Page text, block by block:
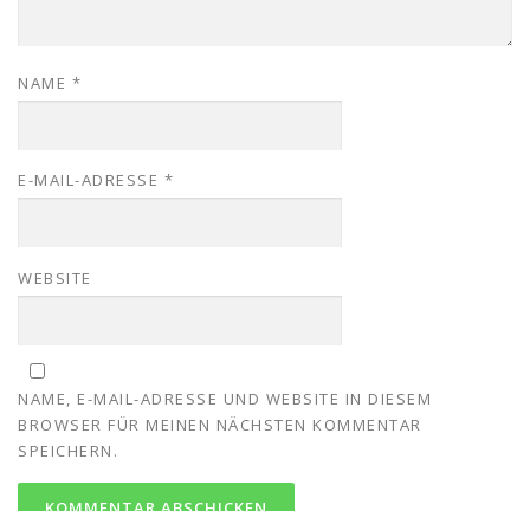
NAME *
E-MAIL-ADRESSE *
WEBSITE
NAME, E-MAIL-ADRESSE UND WEBSITE IN DIESEM
BROWSER FÜR MEINEN NÄCHSTEN KOMMENTAR
SPEICHERN.